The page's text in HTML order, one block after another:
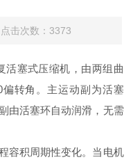
击次数：3373
塞式压缩机，由两组曲
转角。主运动副为活塞
由活塞环自动润滑，无需
积周期性变化。当电机